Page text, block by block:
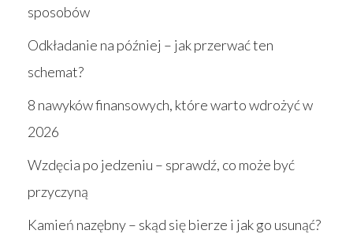
sposobów
Odkładanie na później – jak przerwać ten
schemat?
8 nawyków finansowych, które warto wdrożyć w
2026
Wzdęcia po jedzeniu – sprawdź, co może być
przyczyną
Kamień nazębny – skąd się bierze i jak go usunąć?